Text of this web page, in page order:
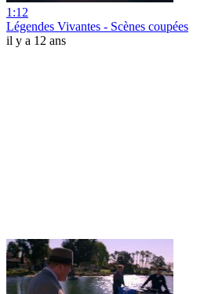
1:12
Légendes Vivantes - Scènes coupées
il y a 12 ans